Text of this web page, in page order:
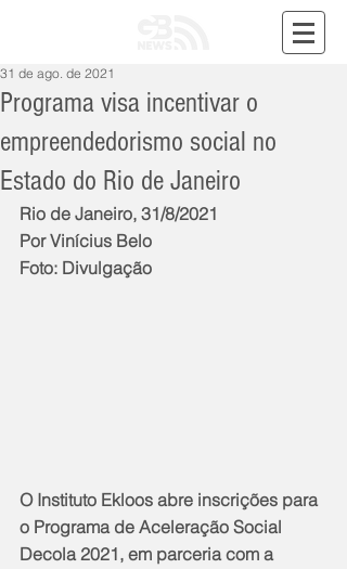
Programa visa incentivar o
empreendedorismo social no
Estado do Rio de Janeiro
31 de ago. de 2021
Rio de Janeiro, 31/8/2021
Por Vinícius Belo
Foto: Divulgação
O Instituto Ekloos abre inscrições para
o Programa de Aceleração Social
Decola 2021, em parceria com a